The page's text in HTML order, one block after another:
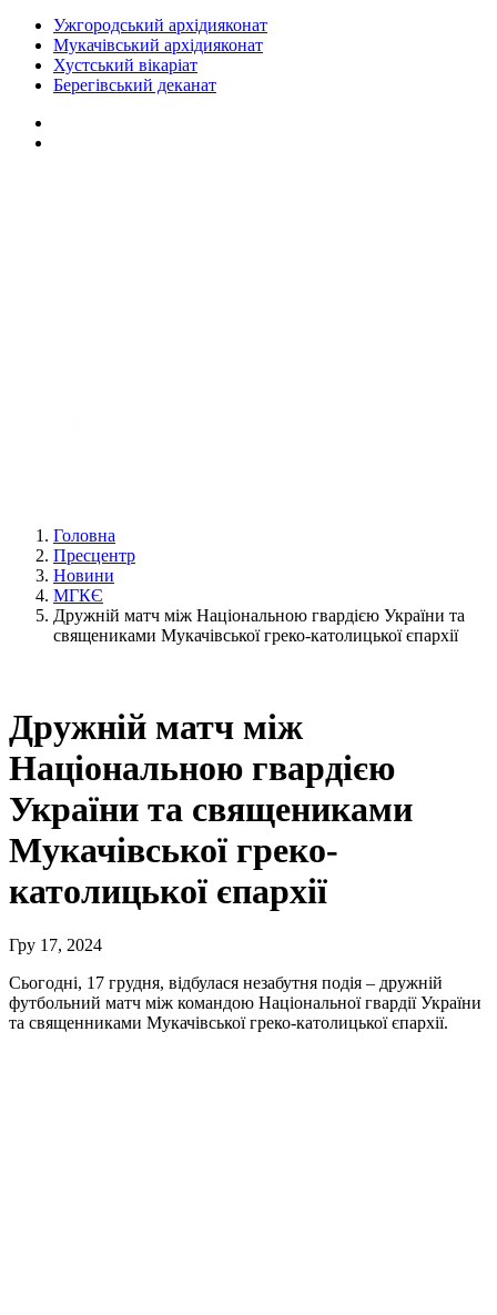
Ужгородський архідияконат
Мукачівський архідияконат
Хустський вікаріат
Берегівський деканат
Головна
Пресцентр
Новини
МГКЄ
Дружній матч між Національною гвардією України та
священиками Мукачівської греко-католицької єпархії
Дружній матч між
Національною гвардією
України та священиками
Мукачівської греко-
католицької єпархії
Гру 17, 2024
Сьогодні, 17 грудня, відбулася незабутня подія – дружній
футбольний матч між командою Національної гвардії України
та священниками Мукачівської греко-католицької єпархії.